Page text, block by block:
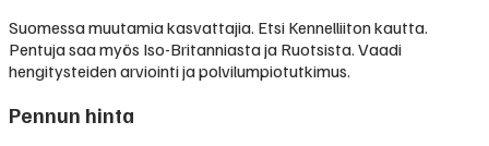
Suomessa muutamia kasvattajia. Etsi Kennelliiton kautta.
Pentuja saa myös Iso-Britanniasta ja Ruotsista. Vaadi
hengitysteiden arviointi ja polvilumpiotutkimus.
Pennun hinta